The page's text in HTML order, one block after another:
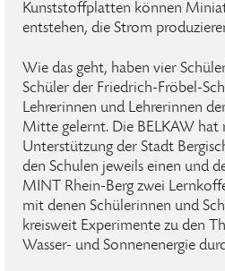
Kunststoffplatten können
entstehen, die Strom
Wie das geht, haben vier
Schüler der Friedrich-Fröbel-
Lehrerinnen und Lehrerinnen
Mitte gelernt. Die BELKAW hat
Unterstützung der Stadt
den Schulen jeweils einen und
MINT Rhein-Berg zwei
mit denen Schülerinnen und
kreisweit Experimente zu den
Wasser- und Sonnenenergie